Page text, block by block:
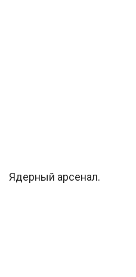
Ядерный арсенал.